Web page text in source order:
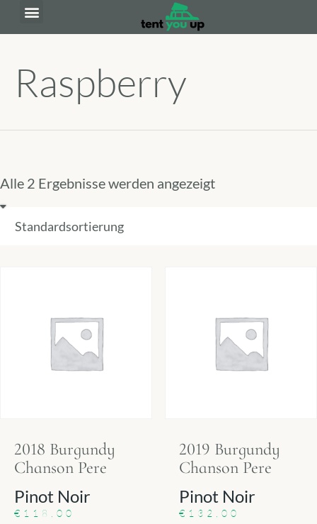
Raspberry
Alle 2 Ergebnisse werden angezeigt
2018 Burgundy
Chanson Pere
Pinot Noir
€ 118,00
2019 Burgundy
Chanson Pere
Pinot Noir
€ 132,00